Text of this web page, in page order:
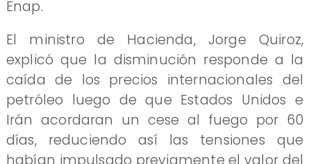
Enap.
El ministro de Hacienda, Jorge Quiroz,
explicó que la disminución responde a la
caída de los precios internacionales del
petróleo luego de que Estados Unidos e
Irán acordaran un cese al fuego por 60
días, reduciendo así las tensiones que
habían impulsado previamente el valor del